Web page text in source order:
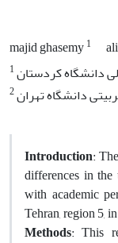
majid ghasemy1
1دانشگاه کردستان
2دانشگاه تهران
Introduction:
differences in
with academic
Tehran, region 5,
Methods: This